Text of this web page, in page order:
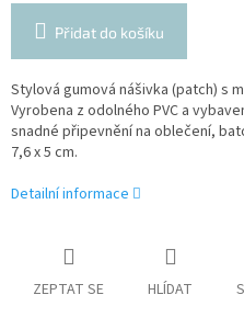
Přidat do košíku
Stylová gumová nášivka (patch) s
Vyrobena z odolného PVC a
snadné připevnění na oblečení,
7,6 x 5 cm.
Detailní informace
ZEPTAT SE HLÍDAT